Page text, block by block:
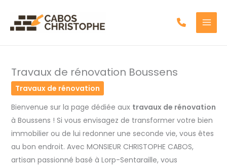
contenu
Travaux de rénovation Boussens
Travaux de rénovation
Bienvenue sur la page dédiée aux travaux de rénovation
à Boussens ! Si vous envisagez de transformer votre bien
immobilier ou de lui redonner une seconde vie, vous êtes
au bon endroit. Avec MONSIEUR CHRISTOPHE CABOS,
artisan passionné basé à Lorp-Sentaraille, vous